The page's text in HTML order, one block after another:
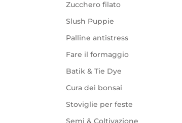
Zucchero filato
Slush Puppie
Palline antistress
Fare il formaggio
Batik & Tie Dye
Cura dei bonsai
Stoviglie per feste
Semi & Coltivazione